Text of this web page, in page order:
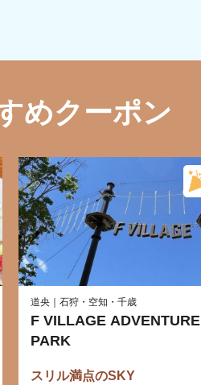
めクーポン
道央｜石狩・空知・千歳
F VILLAGE ADVENTURE
PARK
スリル満点のSKY